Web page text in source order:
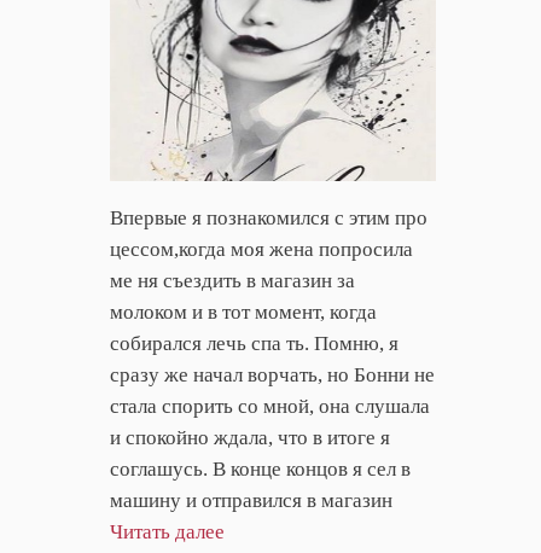
Впервые я познакомился с этим про
цессом,когда моя жена попросила
ме ня съездить в магазин за
молоком и в тот момент, когда
собирался лечь спа ть. Помню, я
сразу же начал ворчать, но Бонни не
стала спорить со мной, она слушала
и спокойно ждала, что в итоге я
соглашусь. В конце концов я сел в
машину и отправился в магазин
Читать далее